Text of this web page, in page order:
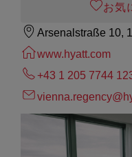
お気
Arsenalstraße 10,
www.hyatt.com
+43 1 205 7744